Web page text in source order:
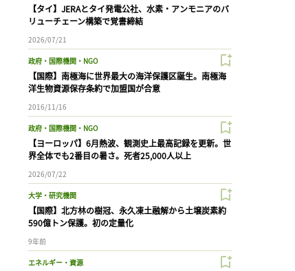
【タイ】JERAとタイ発電公社、水素・アンモニアのバ
リューチェーン構築で覚書締結
2026/07/21
政府・国際機関・NGO
【国際】南極海に世界最大の海洋保護区誕生。南極海
洋生物資源保存条約で加盟国が合意
2016/11/16
政府・国際機関・NGO
【ヨーロッパ】6月熱波、観測史上最高記録を更新。世
界全体でも2番目の暑さ。死者25,000人以上
2026/07/22
大学・研究機関
【国際】北方林の樹冠、永久凍土融解から土壌炭素約
590億トン保護。初の定量化
9年前
エネルギー・資源